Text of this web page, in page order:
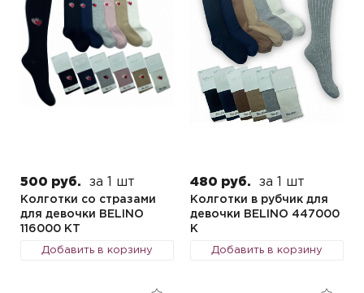
500 руб. за 1 шт
Колготки со стразами
для девочки BELINO
116000 KT
Добавить в корзину
480 руб. за 1 шт
Колготки в рубчик для
девочки BELINO 447000
K
Добавить в корзину